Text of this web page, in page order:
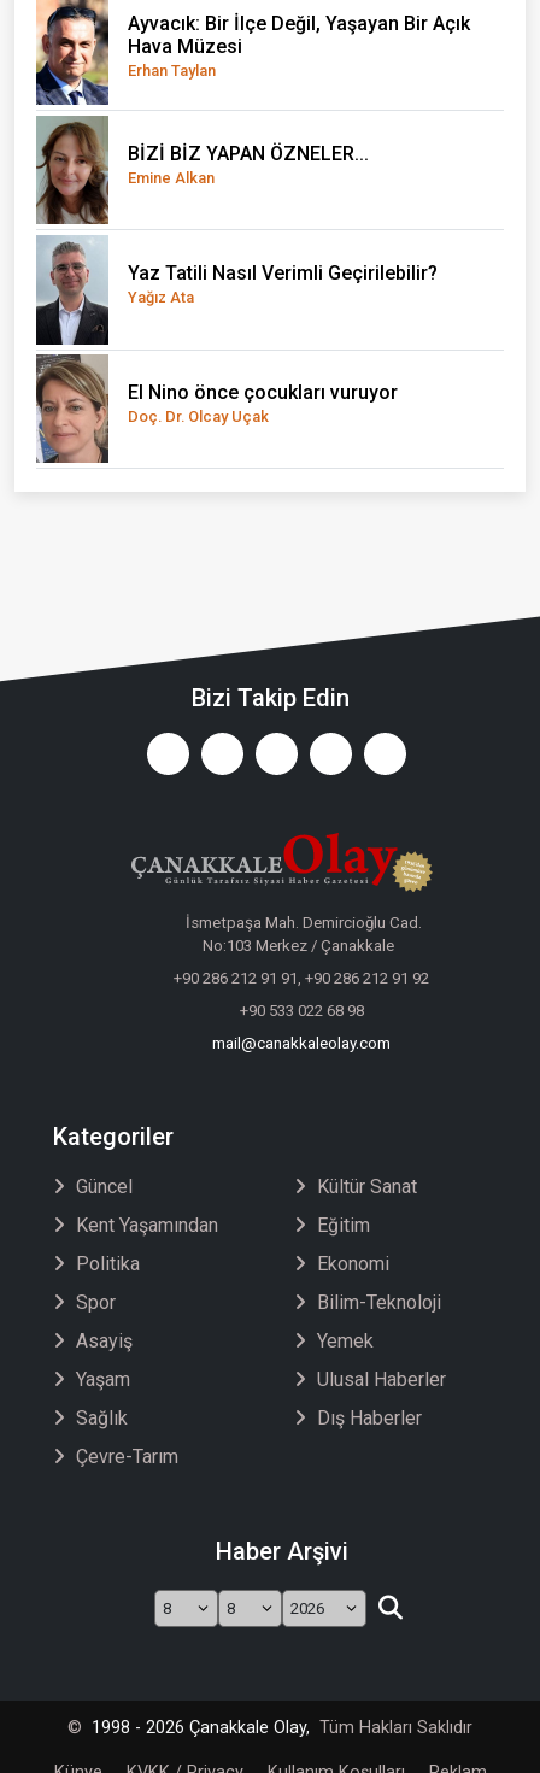
Ayvacık: Bir İlçe Değil, Yaşayan Bir Açık
Hava Müzesi
Erhan Taylan
BİZİ BİZ YAPAN ÖZNELER...
Emine Alkan
Yaz Tatili Nasıl Verimli Geçirilebilir?
Yağız Ata
El Nino önce çocukları vuruyor
Doç. Dr. Olcay Uçak
Bizi Takip Edin
İsmetpaşa Mah. Demircioğlu Cad.
No:103 Merkez / Çanakkale
+90 286 212 91 91, +90 286 212 91 92
+90 533 022 68 98
mail@canakkaleolay.com
Kategoriler
Güncel
Kent Yaşamından
Politika
Spor
Asayiş
Yaşam
Sağlık
Çevre-Tarım
Kültür Sanat
Eğitim
Ekonomi
Bilim-Teknoloji
Yemek
Ulusal Haberler
Dış Haberler
Haber Arşivi
© 1998 - 2026 Çanakkale Olay, Tüm Hakları Saklıdır